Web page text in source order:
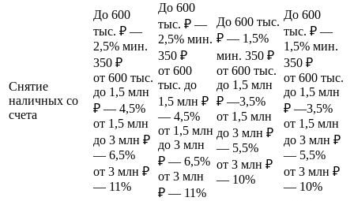
Снятие
наличных со
счета
До 600
тыс. ₽ —
2,5% мин.
350 ₽
от 600 тыс.
до 1,5 млн
₽ — 4,5%
от 1,5 млн
до 3 млн ₽
— 6,5%
от 3 млн ₽
— 11%
До 600
тыс. ₽ —
2,5% мин.
350 ₽
от 600
тыс. до
1,5 млн ₽
— 4,5%
от 1,5 млн
до 3 млн
₽ — 6,5%
от 3 млн
₽ — 11%
До 600 тыс.
₽ — 1,5%
мин. 350 ₽
от 600 тыс.
до 1,5 млн
₽ —3,5%
от 1,5 млн
до 3 млн ₽
— 5,5%
от 3 млн ₽
— 10%
До 600
тыс. ₽ —
1,5% мин.
350 ₽
от 600 тыс.
до 1,5 млн
₽ —3,5%
от 1,5 млн
до 3 млн ₽
— 5,5%
от 3 млн ₽
— 10%